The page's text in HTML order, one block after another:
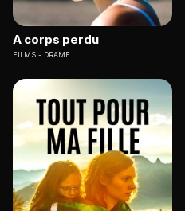
A corps perdu
FILMS DRAME